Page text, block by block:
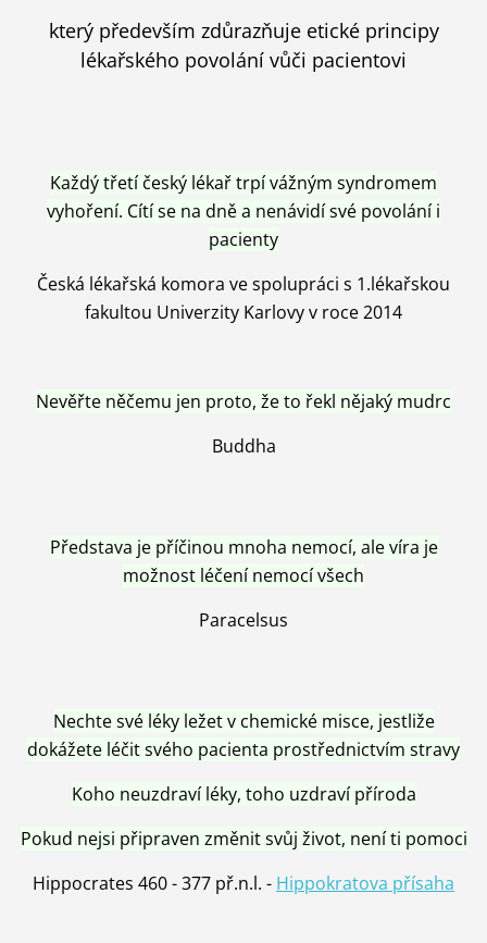
který především zdůrazňuje etické principy
lékařského povolání vůči pacientovi
Každý třetí český lékař trpí vážným syndromem
vyhoření. Cítí se na dně a nenávidí své povolání i
pacienty
Česká lékařská komora ve spolupráci s 1.lékařskou
fakultou Univerzity Karlovy v roce 2014
Nevěřte něčemu jen proto, že to řekl nějaký mudrc
Buddha
Představa je příčinou mnoha nemocí, ale víra je
možnost léčení nemocí všech
Paracelsus
Nechte své léky ležet v chemické misce, jestliže
dokážete léčit svého pacienta prostřednictvím stravy
Koho neuzdraví léky, toho uzdraví příroda
Pokud nejsi připraven změnit svůj život, není ti pomoci
Hippocrates 460 - 377 př.n.l. - Hippokratova přísaha